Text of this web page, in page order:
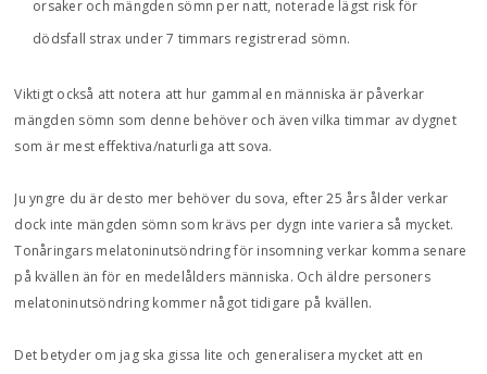
orsaker och mängden sömn per natt, noterade lägst risk för
dödsfall strax under 7 timmars registrerad sömn.
Viktigt också att notera att hur gammal en människa är påverkar
mängden sömn som denne behöver och även vilka timmar av dygnet
som är mest effektiva/naturliga att sova.
Ju yngre du är desto mer behöver du sova, efter 25 års ålder verkar
dock inte mängden sömn som krävs per dygn inte variera så mycket.
Tonåringars melatoninutsöndring för insomning verkar komma senare
på kvällen än för en medelålders människa. Och äldre personers
melatoninutsöndring kommer något tidigare på kvällen.
Det betyder om jag ska gissa lite och generalisera mycket att en